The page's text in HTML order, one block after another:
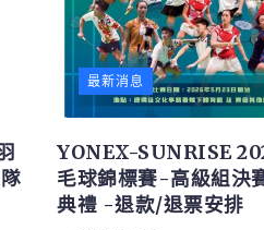
最新消息
YONEX-SUNRISE
毛球錦標賽-高級組決
典禮 -退款/退票安排